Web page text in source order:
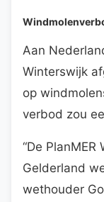
Aan
Winterswijk
op
verbod zou
“De
Gelderland
wethouder